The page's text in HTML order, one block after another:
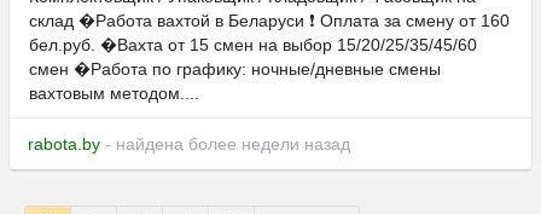
склад �Работа вахтой в Беларуси ❗ Оплата за смену от 160
бел.руб. �Вахта от 15 смен на выбор 15/20/25/35/45/60
смен �Работа по графику: ночные/дневные смены
вахтовым методом....
rabota.by - найдена более недели назад